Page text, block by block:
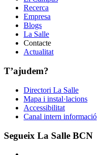
Recerca
Empresa
Blogs
La Salle
Contacte
Actualitat
T’ajudem?
Directori La Salle
Mapa i instal·lacions
Accessibilitat
Canal intern informació
Segueix La Salle BCN